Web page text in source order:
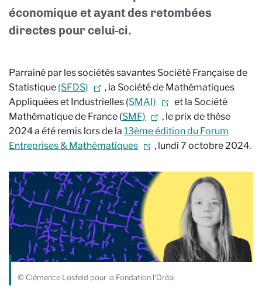
économique et ayant des retombées
directes pour celui-ci.
Parrainé par les sociétés savantes Société Française de
Statistique (SFDS)
, la Société de Mathématiques
Appliquées et Industrielles (SMAI)
et la Société
Mathématique de France (SMF)
, le prix de thèse
2024 a été remis lors de la 13ème édition du Forum
Entreprises & Mathématiques
, lundi 7 octobre 2024.
© Clémence Losfeld pour la Fondation l'Oréal